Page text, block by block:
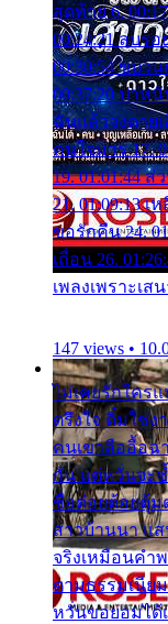
สุดท้าย 6.
00:24:21 ลบร
00:30:54 ขบวน
00:37:20 ปาหนั
ฉันแล้วจงตายเ
คนใจมาร 17.
19. 01:01:44
21. 01:09:13 เ
ขอรักคืน 24.
เถื่อน 26.
เพลงเพราะเส
147 views •
ไม่เคยรักใคร
ตรึงใจ ติ๋มใช่
คนเขาลืออื้อฉ
กัน แต่หวั่นจะ
ชื่อต๋อยต้อยตุ้ม
สาวบ้านนา แ
จริงเหมือนคำ
ตามธรรมเนีย
หวั่นขอยอมได้